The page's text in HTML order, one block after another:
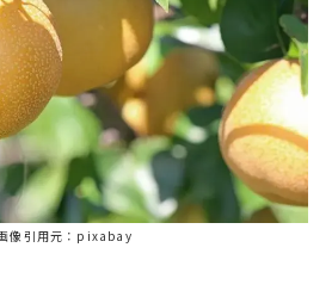
像引用元：pixabay